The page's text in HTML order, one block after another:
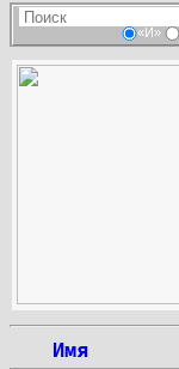
«И»
Имя